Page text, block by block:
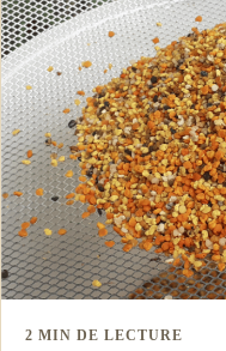
2 MIN DE LECTURE